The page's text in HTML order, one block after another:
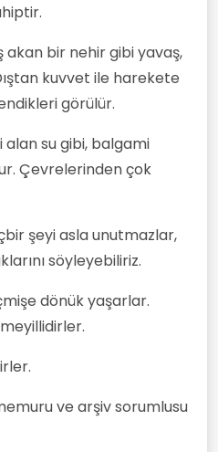
akan bir nehir gibi yavaş,
kuvvet ile harekete
görülür.
alan su gibi, balgami
Çevrelerinden çok
şeyi asla unutmazlar,
söyleyebiliriz.
dönük yaşarlar.
ve arşiv sorumlusu